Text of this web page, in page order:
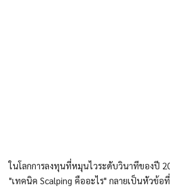
ในโลกการลงทุนที่หมุนไวระดับวินาทีของปี
"เทคนิค Scalping คืออะไร" กลายเป็นหัวข้อ